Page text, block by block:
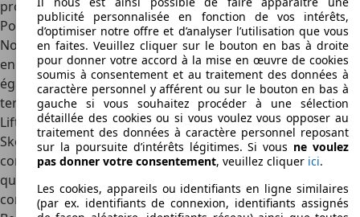
productions.
Points forts du design et intérieur
Non seulement la Rapid se situait entre la Fabia et l'Octavia
en termes de positionnement, mais le modèle se situe
également à mi-chemin entre les deux succès de Skoda en
termes de design. C’est surtout le cas pour la version
Liftback, qui avait le look d'une mini-Octavia. En 2013,
Skoda a également sorti laSpaceback, une version
compacte destinée davantage aux acheteurs européens
qui permettait également plus de personnalisation,
comme le toit panoramique.
publicité personnalisée en fonction de vos intérêts,
d’optimiser notre offre et d’analyser l’utilisation que vous
en faites. Veuillez cliquer sur le bouton en bas à droite
pour donner votre accord à la mise en œuvre de cookies
soumis à consentement et au traitement des données à
caractère personnel y afférent ou sur le bouton en bas à
gauche si vous souhaitez procéder à une sélection
détaillée des cookies ou si vous voulez vous opposer au
traitement des données à caractère personnel reposant
sur la poursuite d’intérêts légitimes. Si vous ne voulez
pas donner votre consentement, veuillez cliquer ici.
Les cookies, appareils ou identifiants en ligne similaires
(par ex. identifiants de connexion, identifiants assignés